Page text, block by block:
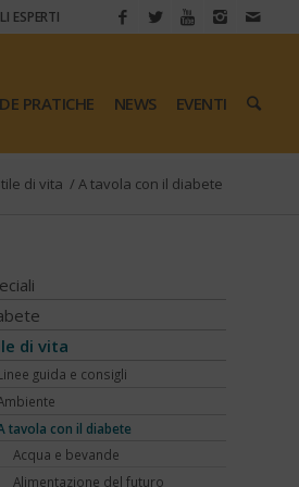
ESPERTI
PRATICHE NEWS EVENTI
di vita / A tavola con il diabete
e radicali liberi
e diabete
di pazienti con diabete
Automonitoraggio glicemia
Centenario dell'insulina
COVID-19 e diabete
Diabete e obesità
socio-sanitario
Mondo, Europa
Italia
Regioni
il diabete
Che cos'è il diabete
Sintesi e ruolo dell'insulina
Tutto sulla glicemia
Fattori di rischio
Terapia
Terapia del diabete
Terapia dell'obesità
Metformina e altre terapie
Psicologia
Donna e mamma
Diabete al femminile
di vita
guida e consigli
tavola con il diabete
Acqua e bevande
Alimentazione del futuro